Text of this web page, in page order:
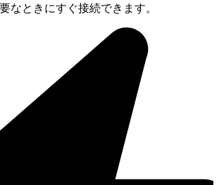
なときにすぐ接続できます。